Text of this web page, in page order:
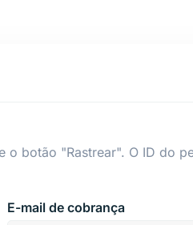
botão "Rastrear". O ID do
E-mail de cobrança